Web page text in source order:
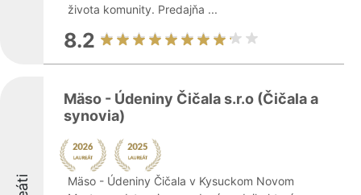
života komunity. Predajňa ...
8.2
Mäso - Údeniny Čičala s.r.o (Čičala a
synovia)
Mäso - Údeniny Čičala v Kysuckom Novom